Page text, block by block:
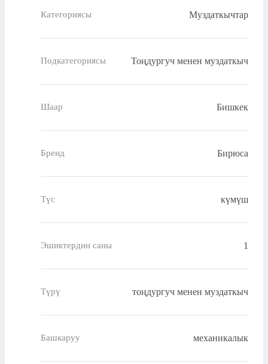
Категориясы Муздаткычтар
Подкатегориясы Тоңдургуч менен муздаткыч
Шаар Бишкек
Бренд Бирюса
Түс күмүш
Эшиктердин саны 1
Түрү тоңдургуч менен муздаткыч
Башкаруу механикалык